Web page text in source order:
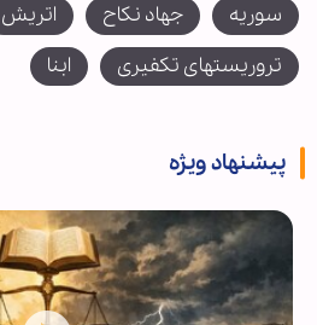
سوریه جهاد نکاح
اتریش
تروریستهای تکفیری
ابنا
پیشنهاد ویژه